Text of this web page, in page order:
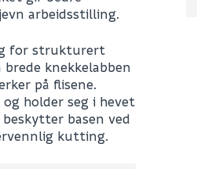
arbeidsstilling.
for strukturert
knekkelabben
på flisene.
holder seg i hevet
basen ved
kutting.
161473
0
17.3